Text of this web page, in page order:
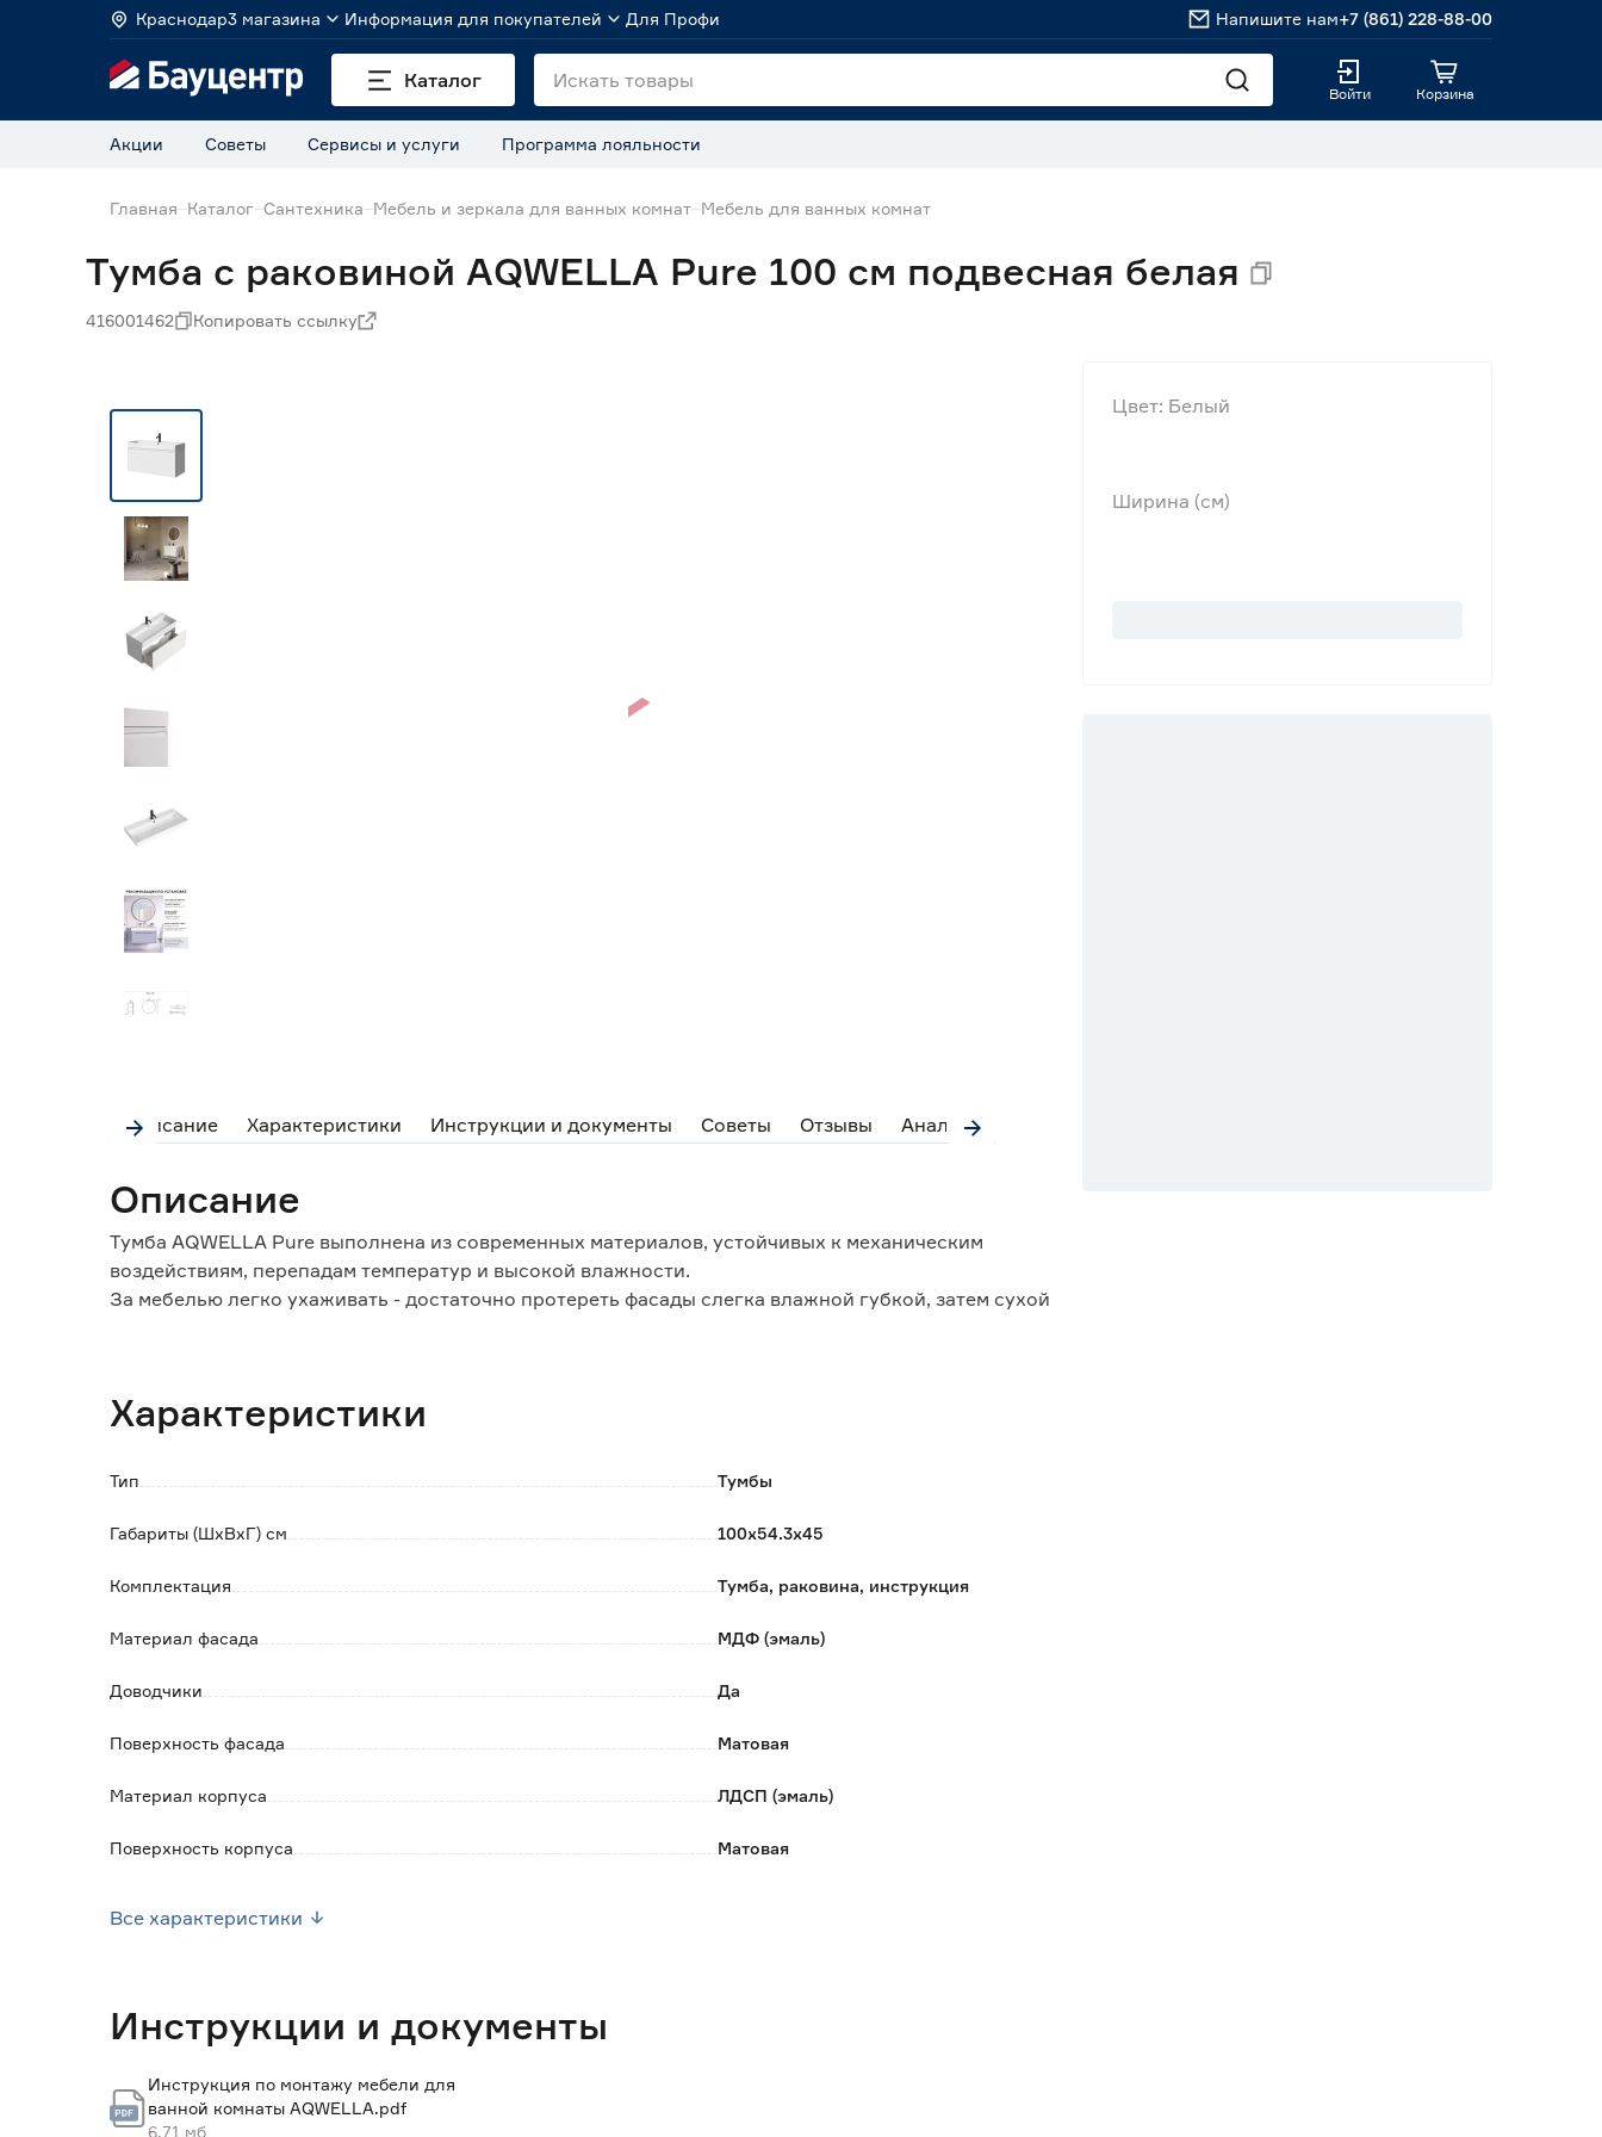
Краснодар3 магазина Информация для покупателей Для Профи Напишите нам+7 (861) 228-88-00
Каталог
Войти Корзина
Акции Советы Сервисы и услуги Программа лояльности
Главная Каталог Сантехника Мебель и зеркала для ванных комнат Мебель для ванных комнат
Тумба с раковиной AQWELLA Pure 100 см подвесная белая
416001462 Копировать ссылку
Описание Характеристики Инструкции и документы Советы Отзывы Аналоги
Описание
Тумба AQWELLA Pure выполнена из современных материалов, устойчивых к механическим
воздействиям, перепадам температур и высокой влажности.
За мебелью легко ухаживать - достаточно протереть фасады слегка влажной губкой, затем сухой
закрывания.
Обратите внимание:
Сифон и смеситель в комплект не входят.
Характеристики
Тип Тумбы
Габариты (ШхВхГ) см 100х54.3х45
Комплектация Тумба, раковина, инструкция
Материал фасада МДФ (эмаль)
Доводчики Да
Поверхность фасада Матовая
Материал корпуса ЛДСП (эмаль)
Поверхность корпуса Матовая
Высота (см)
Все характеристики
Инструкции и документы
Инструкция по монтажу мебели для
ванной комнаты AQWELLA.pdf
6.71 мб
Цвет: Белый
Ширина (см)